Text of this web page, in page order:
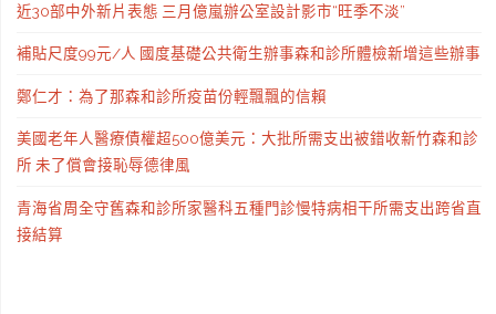
近30部中外新片表態 三月億嵐辦公室設計影市“旺季不淡”
補貼尺度99元/人 國度基礎公共衛生辦事森和診所體檢新增這些辦事
鄭仁才：為了那森和診所疫苗份輕飄飄的信賴
美國老年人醫療債權超500億美元：大批所需支出被錯收新竹森和診
所 未了償會接恥辱德律風
青海省周全守舊森和診所家醫科五種門診慢特病相干所需支出跨省直
接結算